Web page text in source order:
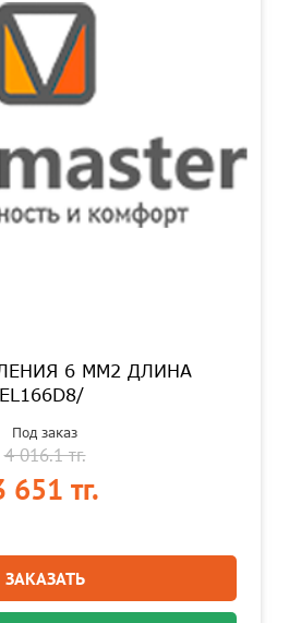
6 ММ2 ДЛИНА
Под заказ
4 016.1 тг.
651 тг.
ЗАКАЗАТЬ